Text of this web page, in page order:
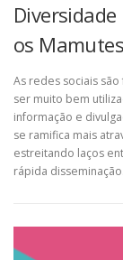
os
As redes sociais
ser muito bem
informação e
se ramifica mais
estreitando laços
rápida disseminação.